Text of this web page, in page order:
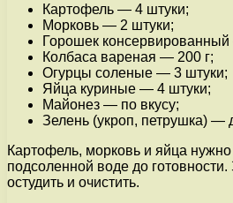
Картофель — 4 штуки;
Морковь — 2 штуки;
Горошек
Колбаса вареная — 200 г;
Огурцы соленые — 3 штуки;
Яйца куриные — 4 штуки;
Майонез — по вкусу;
Зелень (укроп, петрушка) —
Картофель, морковь и яйца нужно
подсоленной воде до
остудить и очистить.